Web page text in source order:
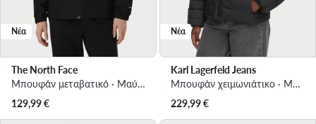
Νέα
The North Face
Μπουφάν μεταβατικό · Μαύρο
129,99€
Νέα
Karl Lagerfeld Jeans
Μπουφάν χειμωνιάτικο · Μαύρο
229,99€